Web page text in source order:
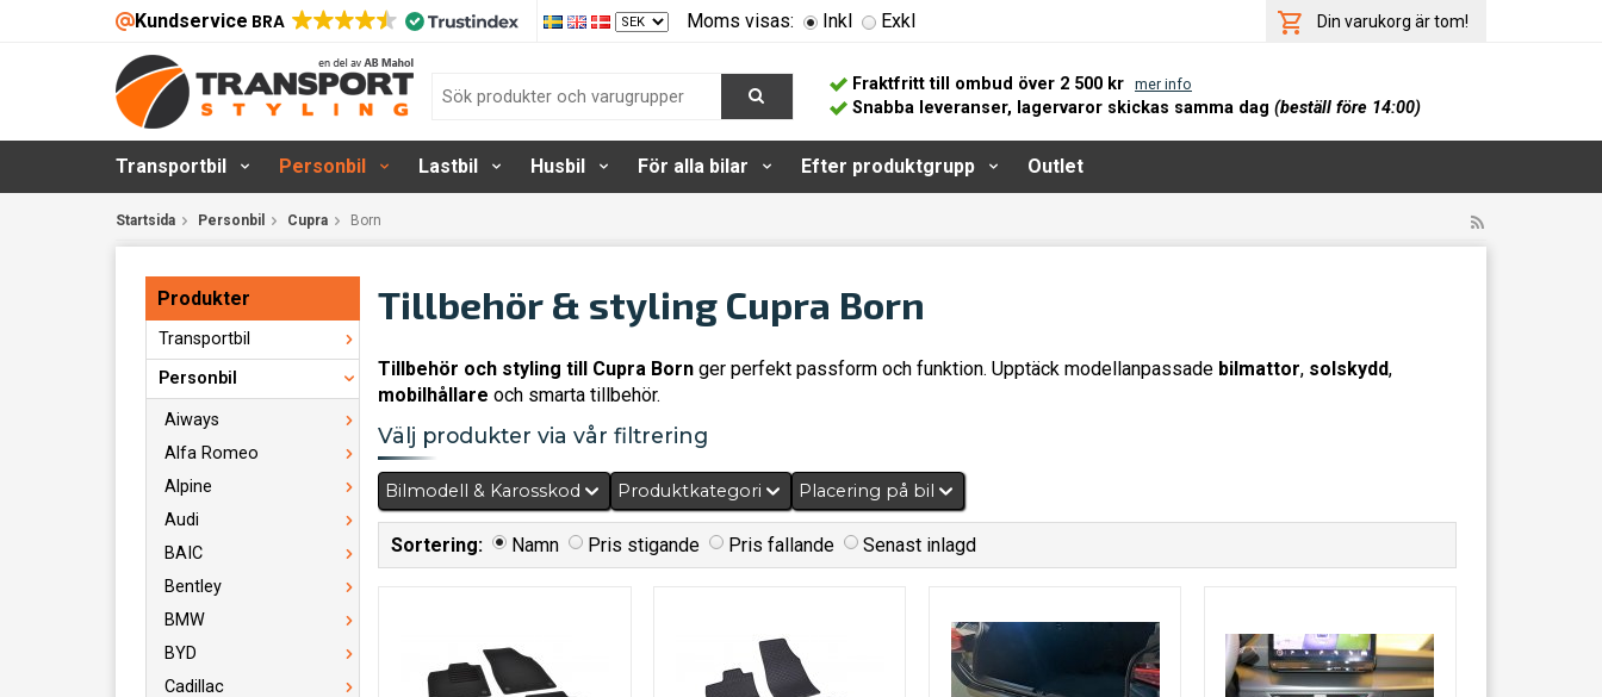
Kundservice BRA Din varukorg är tom!
Moms visas: Inkl Exkl
Fraktfritt till ombud över 2 500 kr mer info
Snabba leveranser, lagervaror skickas samma dag (beställ före 14:00)
Transportbil Personbil Lastbil Husbil För alla bilar Efter produktgrupp Outlet
Startsida Personbil Cupra Born
Produkter
Transportbil
Personbil
Aiways
Alfa Romeo
Alpine
Audi
BAIC
Bentley
BMW
BYD
Cadillac
Tillbehör & styling Cupra Born
Tillbehör och styling till Cupra Born ger perfekt passform och funktion. Upptäck modellanpassade bilmattor, solskydd,
mobilhållare och smarta tillbehör.
Välj produkter via vår filtrering
Bilmodell & Karosskod Produktkategori Placering på bil
Sortering: Namn Pris stigande Pris fallande Senast inlagd